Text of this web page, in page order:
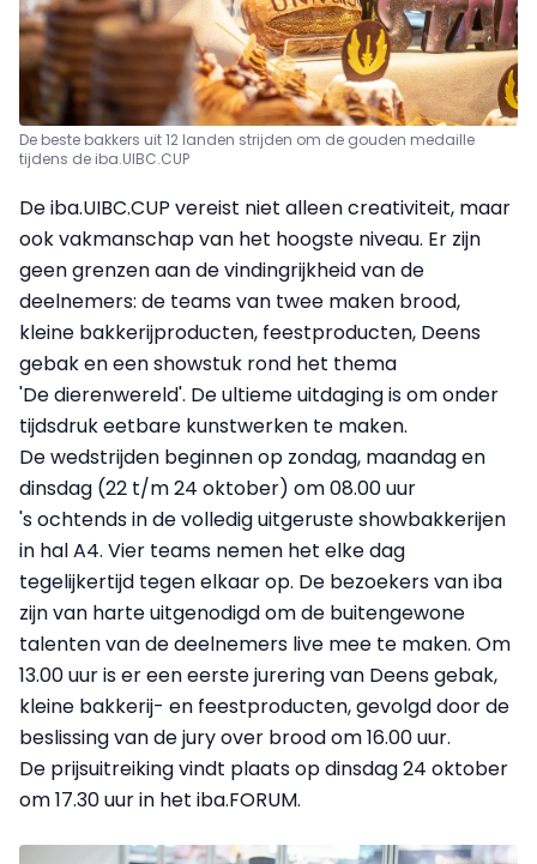
De beste bakkers uit 12 landen strijden om de gouden medaille
tijdens de iba.UIBC.CUP
De iba.UIBC.CUP vereist niet alleen creativiteit, maar
ook vakmanschap van het hoogste niveau. Er zijn
geen grenzen aan de vindingrijkheid van de
deelnemers: de teams van twee maken brood,
kleine bakkerijproducten, feestproducten, Deens
gebak en een showstuk rond het thema
'De dierenwereld'. De ultieme uitdaging is om onder
tijdsdruk eetbare kunstwerken te maken.
De wedstrijden beginnen op zondag, maandag en
dinsdag (22 t/m 24 oktober) om 08.00 uur
's ochtends in de volledig uitgeruste showbakkerijen
in hal A4. Vier teams nemen het elke dag
tegelijkertijd tegen elkaar op. De bezoekers van iba
zijn van harte uitgenodigd om de buitengewone
talenten van de deelnemers live mee te maken. Om
13.00 uur is er een eerste jurering van Deens gebak,
kleine bakkerij- en feestproducten, gevolgd door de
beslissing van de jury over brood om 16.00 uur.
De prijsuitreiking vindt plaats op dinsdag 24 oktober
om 17.30 uur in het iba.FORUM.